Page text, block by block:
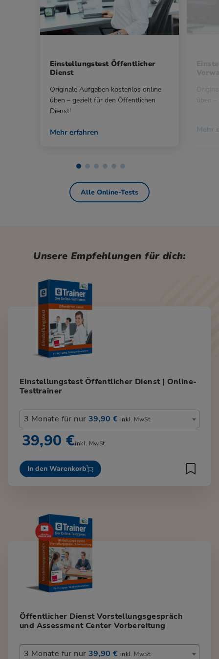
Einstellungstest Öffentlicher
Dienst
Originale Aufgaben kostenlos online
üben – gezielt für den Öffentlichen
Dienst!
Mehr erfahren Mehr
Alle Online-Tests
Unsere Empfehlungen für dich:
Einstellungstest Öffentlicher Dienst | Online-
Testtrainer
3 Monate für nur 39,90 € inkl. MwSt.
39,90 €inkl. MwSt.
In den Warenkorb
Öffentlicher Dienst Vorstellungsgespräch
und Assessment Center Vorbereitung
3 Monate für nur 39,90 € inkl. MwSt.